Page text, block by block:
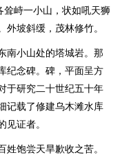
耸峙一小山，状如吼天狮
坡斜缓，茂林修竹。
南小山处的塔城岩。那
纪念碑。碑，平面呈方
于研究二十世纪五十年
记载了修建乌木滩水库
见证者。
饱尝天旱歉收之苦。